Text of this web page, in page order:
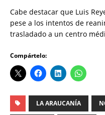
Cabe destacar que Luis
pese a los intentos de
trasladado a un centro
Compártelo:
LA ARAUCANÍA